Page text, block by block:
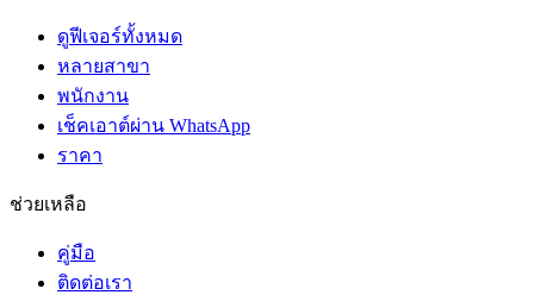
ดูฟีเจอร์ทั้งหมด
หลายสาขา
พนักงาน
เช็คเอาต์ผ่าน WhatsApp
ราคา
ช่วยเหลือ
คู่มือ
ติดต่อเรา